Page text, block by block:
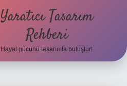
Yaratıcı Tasarım
Rehberi
Hayal gücünü tasarımla buluştur!